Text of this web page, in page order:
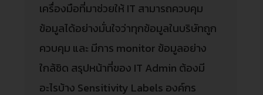
เครื่องมือที่มาช่วยให้ IT สามารถควบคุม
ข้อมูลได้อย่างมั่นใจว่าทุกข้อมูลในบริษัทถูก
ควบคุม และ มีการ monitor ข้อมูลอย่าง
ใกล้ชิด สรุปหน้าที่ของ IT Admin ต้องมี
อะไรบ้าง Sensitivity Labels องค์กร